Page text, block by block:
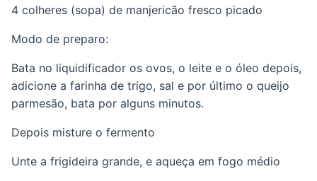
4 colheres (sopa) de manjericão fresco picado
Modo de preparo:
Bata no liquidificador os ovos, o leite e o óleo depois,
adicione a farinha de trigo, sal e por último o queijo
parmesão, bata por alguns minutos.
Depois misture o fermento
Unte a frigideira grande, e aqueça em fogo médio